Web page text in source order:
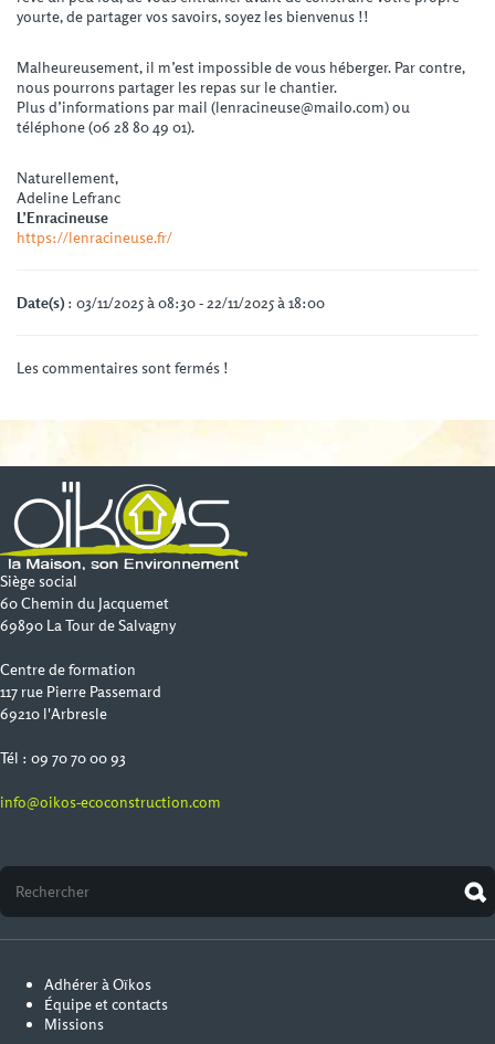
yourte, de partager vos savoirs, soyez les bienvenus !!
Malheureusement, il m’est impossible de vous héberger. Par contre,
nous pourrons partager les repas sur le chantier.
Plus d’informations par mail (lenracineuse@mailo.com) ou
téléphone (06 28 80 49 01).
Naturellement,
Adeline Lefranc
L’Enracineuse
https://lenracineuse.fr/
Date(s): 03/11/2025 à 08:30 - 22/11/2025 à 18:00
Les commentaires sont fermés !
Siège social
60 Chemin du Jacquemet
69890 La Tour de Salvagny
Centre de formation
117 rue Pierre Passemard
69210 l'Arbresle
Tél : 09 70 70 00 93
info@oikos-ecoconstruction.com
Adhérer à Oïkos
Équipe et contacts
Missions